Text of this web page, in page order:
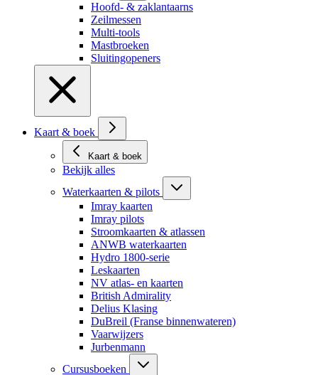
Hoofd- & zaklantaarns
Zeilmessen
Multi-tools
Mastbroeken
Sluitingopeners
Kaart & boek
Kaart & boek
Bekijk alles
Waterkaarten & pilots
Imray kaarten
Imray pilots
Stroomkaarten & atlassen
ANWB waterkaarten
Hydro 1800-serie
Leskaarten
NV atlas- en kaarten
British Admirality
Delius Klasing
DuBreil (Franse binnenwateren)
Vaarwijzers
Jurbenmann
Cursusboeken